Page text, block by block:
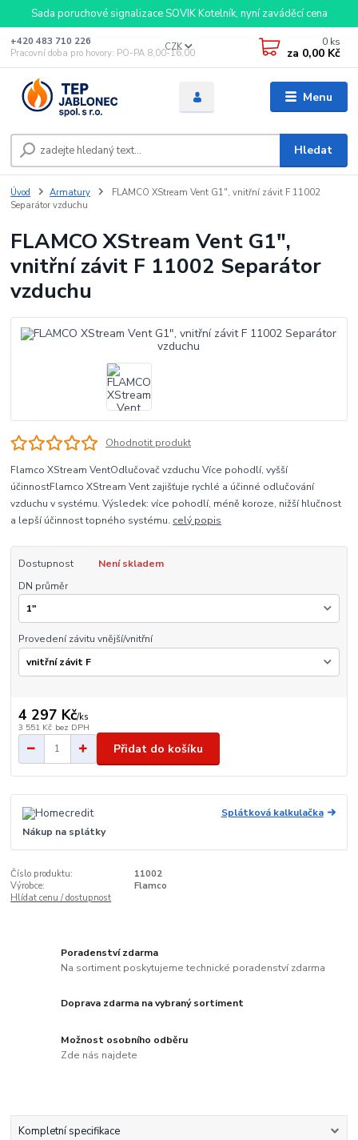
Sada poruchové signalizace SOVIK Kotelník, nyní zaváděcí cena
Menu
CZK
Hledat
+420 483 710 226
Pracovní doba pro hovory: PO-PA 8,00-16,00
0 ks
za 0,00 Kč
Úvod Armatury
FLAMCO XStream Vent G1", vnitřní závit F 11002
Separátor vzduchu
FLAMCO XStream Vent G1",
vnitřní závit F 11002 Separátor
vzduchu
Ohodnotit produkt
Flamco XStream VentOdlučovač vzduchu Více pohodlí, vyšší
účinnostFlamco XStream Vent zajišťuje rychlé a účinné odlučování
vzduchu v systému. Výsledek: více pohodlí, méně koroze, nižší hlučnost
a lepší účinnost topného systému. celý popis
Dostupnost
Není skladem
DN průměr
Provedení závitu vnější/vnitřní
4 297 Kč/ks
3 551 Kč bez DPH
Přidat do košíku
Splátková kalkulačka
Nákup na splátky
Číslo produktu:
11002
Výrobce:
Flamco
Hlídat cenu / dostupnost
Poradenství zdarma
Na sortiment poskytujeme technické poradenství zdarma
Doprava zdarma na vybraný sortiment
Možnost osobního odběru
Zde nás najdete
Kompletní specifikace